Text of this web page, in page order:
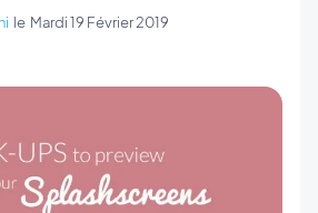
le Mardi 19 Février 2019